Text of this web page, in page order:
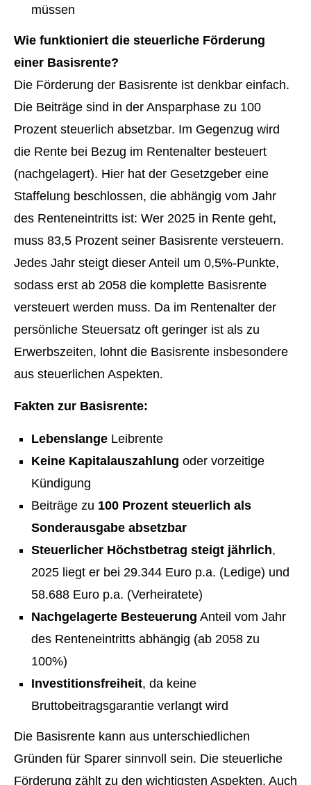
müssen
Wie funktioniert die steuerliche Förderung
einer Basisrente?
Die Förderung der Basisrente ist denkbar einfach.
Die Beiträge sind in der Ansparphase zu 100
Prozent steuerlich absetzbar. Im Gegenzug wird
die Rente bei Bezug im Rentenalter besteuert
(nachgelagert). Hier hat der Gesetzgeber eine
Staffelung beschlossen, die abhängig vom Jahr
des Renteneintritts ist: Wer 2025 in Rente geht,
muss 83,5 Prozent seiner Basisrente versteuern.
Jedes Jahr steigt dieser Anteil um 0,5%-Punkte,
sodass erst ab 2058 die komplette Basisrente
versteuert werden muss. Da im Rentenalter der
persönliche Steuersatz oft geringer ist als zu
Erwerbszeiten, lohnt die Basisrente insbesondere
aus steuerlichen Aspekten.
Fakten zur Basisrente:
Lebenslange Leibrente
Keine Kapitalauszahlung oder vorzeitige
Kündigung
Beiträge zu 100 Prozent steuerlich als
Sonderausgabe absetzbar
Steuerlicher Höchstbetrag steigt jährlich,
2025 liegt er bei 29.344 Euro p.a. (Ledige) und
58.688 Euro p.a. (Verheiratete)
Nachgelagerte Besteuerung Anteil vom Jahr
des Renteneintritts abhängig (ab 2058 zu
100%)
Investitionsfreiheit, da keine
Bruttobeitragsgarantie verlangt wird
Die Basisrente kann aus unterschiedlichen
Gründen für Sparer sinnvoll sein. Die steuerliche
Förderung zählt zu den wichtigsten Aspekten. Auch